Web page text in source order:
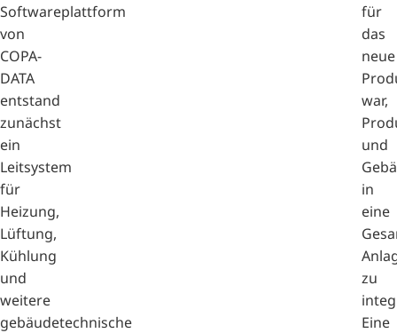
Softwareplattform
von
COPA-
DATA
entstand
zunächst
ein
Leitsystem
für
Heizung,
Lüftung,
Kühlung
und
weitere
gebäudetechnische
für
das
neue
war,
und
in
eine
zu
Eine